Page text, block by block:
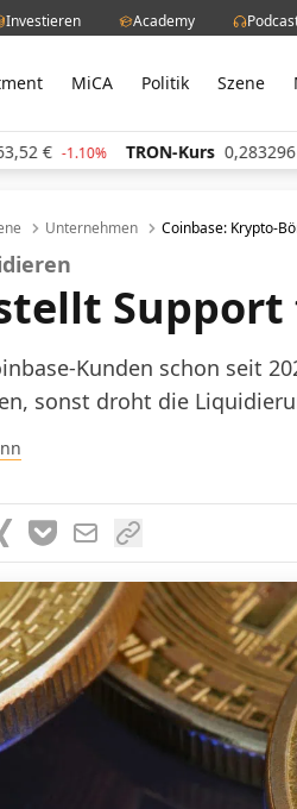
Investieren Academy
MiCA Politik Szene
TRON-Kurs 0,283296 € -0.20%
Unternehmen Coinbase: Krypto-
Kunden schon seit
sonst droht die